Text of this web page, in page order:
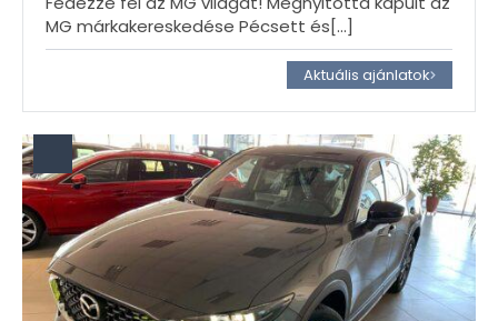
MG márkakereskedése Pécsett és[…]
Aktuális ajánlatok